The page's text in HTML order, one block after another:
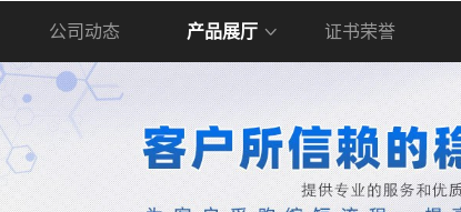
公司动态 产品展厅 证书荣誉